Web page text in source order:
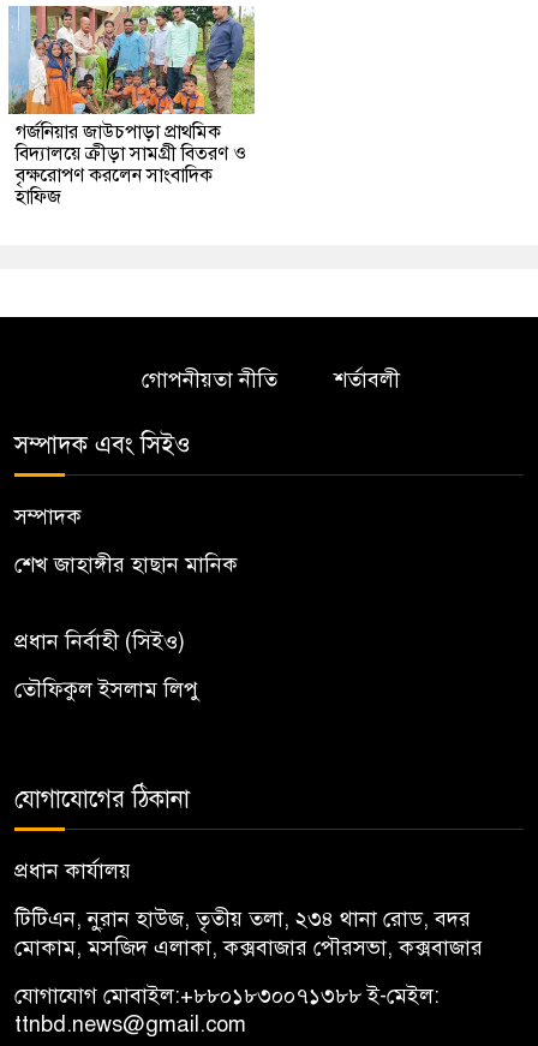
গর্জনিয়ার জাউচপাড়া প্রাথমিক
বিদ্যালয়ে ক্রীড়া সামগ্রী বিতরণ ও
বৃক্ষরোপণ করলেন সাংবাদিক
হাফিজ
গোপনীয়তা নীতি শর্তাবলী
সম্পাদক এবং সিইও
সম্পাদক
শেখ জাহাঙ্গীর হাছান মানিক
প্রধান নির্বাহী (সিইও)
তৌফিকুল ইসলাম লিপু
যোগাযোগের ঠিকানা
প্রধান কার্যালয়
টিটিএন, নু্রান হাউজ, তৃতীয় তলা, ২৩৪ থানা রোড, বদর
মোকাম, মসজিদ এলাকা, কক্সবাজার পৌরসভা, কক্সবাজার
যোগাযোগ মোবাইল:+৮৮০১৮৩০০৭১৩৮৮ই-মেইল:
ttnbd.news@gmail.com